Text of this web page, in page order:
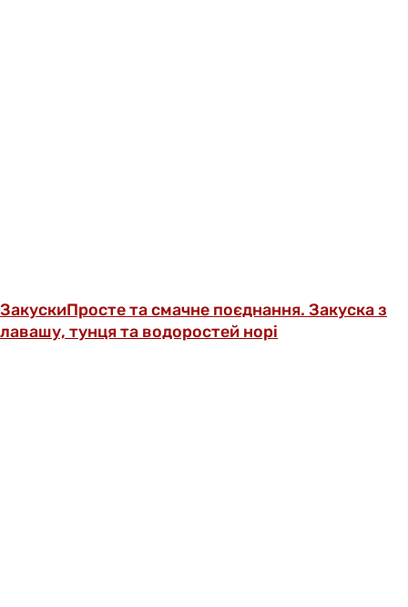
ЗакускиПросте та смачне поєднання. Закуска з
лавашу, тунця та водоростей норі